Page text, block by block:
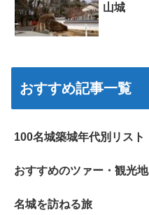
山城
おすすめ記事一覧
100名城築城年代別リスト
おすすめのツァー・観光地
名城を訪ねる旅